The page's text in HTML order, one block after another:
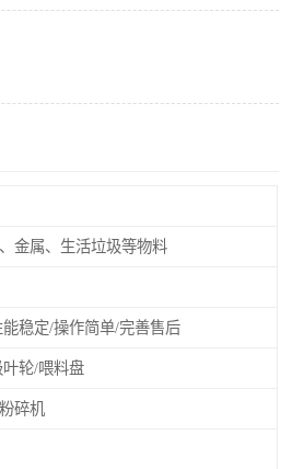
金属、生活垃圾等物料
稳定/操作简单/完善售后
轮/喂料盘
碎机